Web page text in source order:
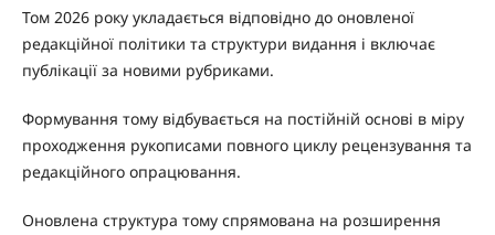
Том 2026 року укладається відповідно до оновленої
редакційної політики та структури видання і включає
публікації за новими рубриками.
Формування тому відбувається на постійній основі в міру
проходження рукописами повного циклу рецензування та
редакційного опрацювання.
Оновлена структура тому спрямована на розширення